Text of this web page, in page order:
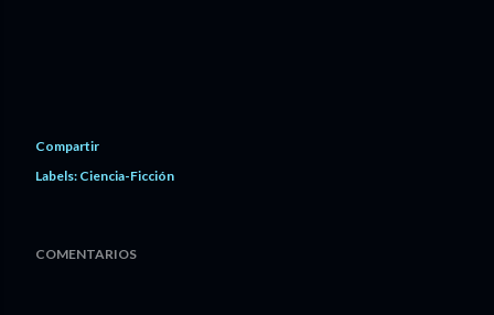
Compartir
Labels: Ciencia-Ficción
COMENTARIOS